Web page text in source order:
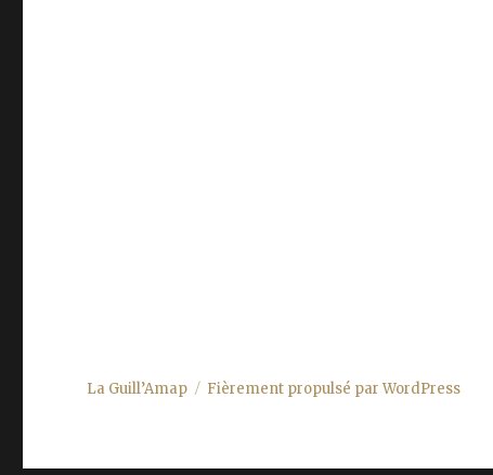
La Guill’Amap Fièrement propulsé par WordPress